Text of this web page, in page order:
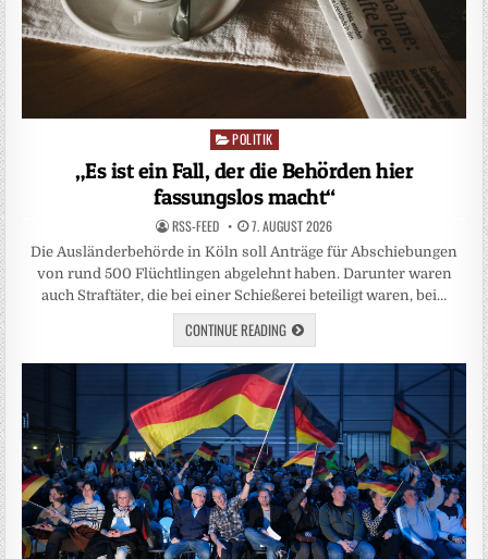
Posted
in
POLITIK
„Es ist ein Fall, der die Behörden hier
fassungslos macht“
RSS-FEED 7. AUGUST 2026
Die Ausländerbehörde in Köln soll Anträge für Abschiebungen
von rund 500 Flüchtlingen abgelehnt haben. Darunter waren
auch Straftäter, die bei einer Schießerei beteiligt waren, bei…
CONTINUE READING